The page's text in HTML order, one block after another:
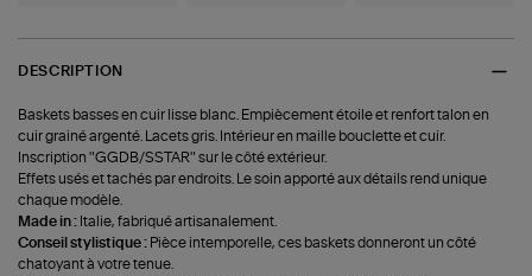
DESCRIPTION
Baskets basses en cuir lisse blanc. Empiècement étoile et renfort talon en
cuir grainé argenté. Lacets gris. Intérieur en maille bouclette et cuir.
Inscription "GGDB/SSTAR" sur le côté extérieur.
Effets usés et tachés par endroits. Le soin apporté aux détails rend unique
chaque modèle.
Made in : Italie, fabriqué artisanalement.
Conseil stylistique : Pièce intemporelle, ces baskets donneront un côté
chatoyant à votre tenue.